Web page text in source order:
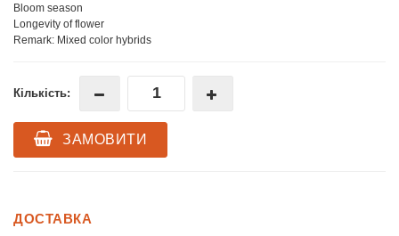
Bloom season
Longevity of flower
Remark: Mixed color hybrids
Кількість:
ЗАМОВИТИ
ДОСТАВКА